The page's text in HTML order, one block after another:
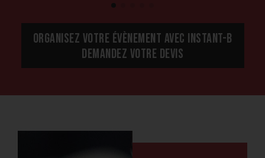
ORGANISEZ VOTRE ÉVÈNEMENT AVEC INSTANT-B
DEMANDEZ VOTRE DEVIS